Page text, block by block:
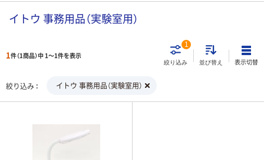
イトウ 事務用品（実験室用）
1件（1商品）中 1～1件を表示
絞り込み
1
並び替え 表示切替
絞り込み イトウ 事務用品（実験室用）